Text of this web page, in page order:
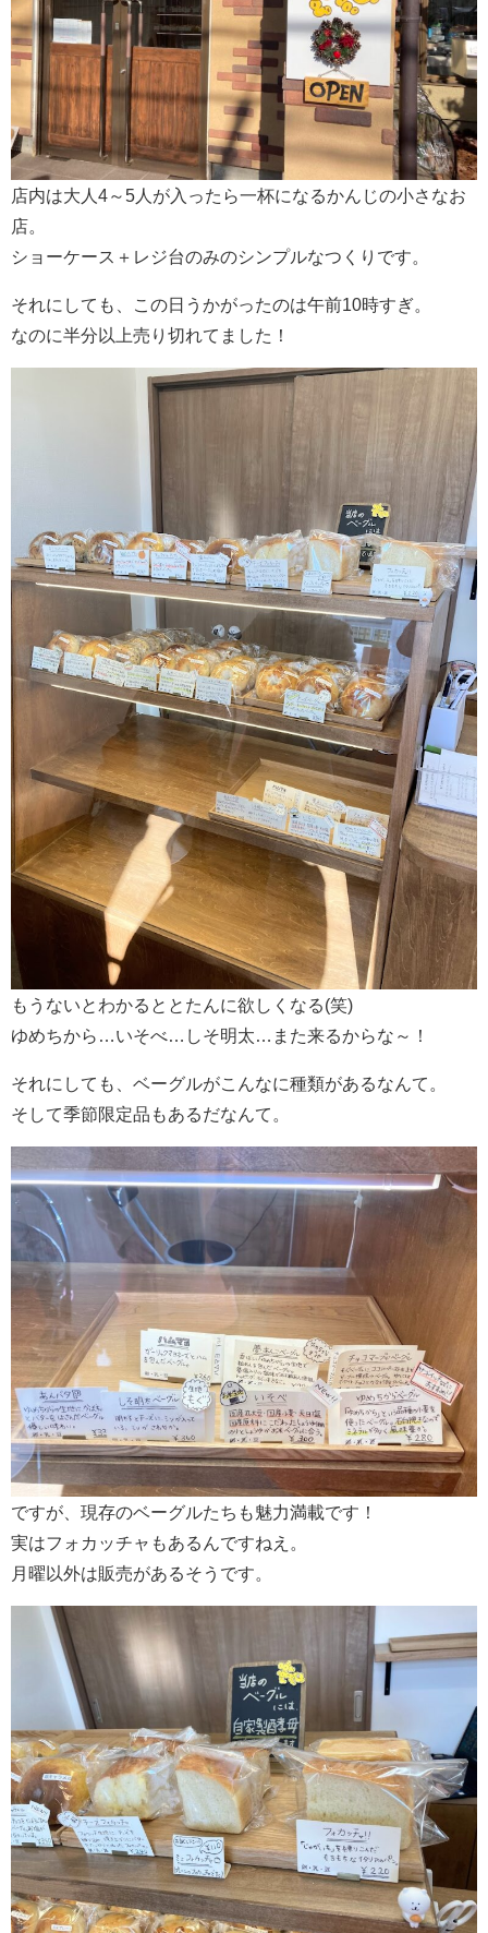
店内は大人4～5人が入ったら一杯になるかんじの小さなお
店。
ショーケース＋レジ台のみのシンプルなつくりです。
それにしても、この日うかがったのは午前10時すぎ。
なのに半分以上売り切れてました！
もうないとわかるととたんに欲しくなる(笑)
ゆめちから…いそべ…しそ明太…また来るからな～！
それにしても、ベーグルがこんなに種類があるなんて。
そして季節限定品もあるだなんて。
ですが、現存のベーグルたちも魅力満載です！
実はフォカッチャもあるんですねえ。
月曜以外は販売があるそうです。